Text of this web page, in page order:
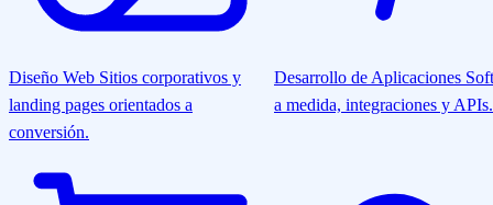
Diseño Web Sitios corporativos y
landing pages orientados a
conversión.
Desarrollo de Aplicaciones
a medida, integraciones y APIs.